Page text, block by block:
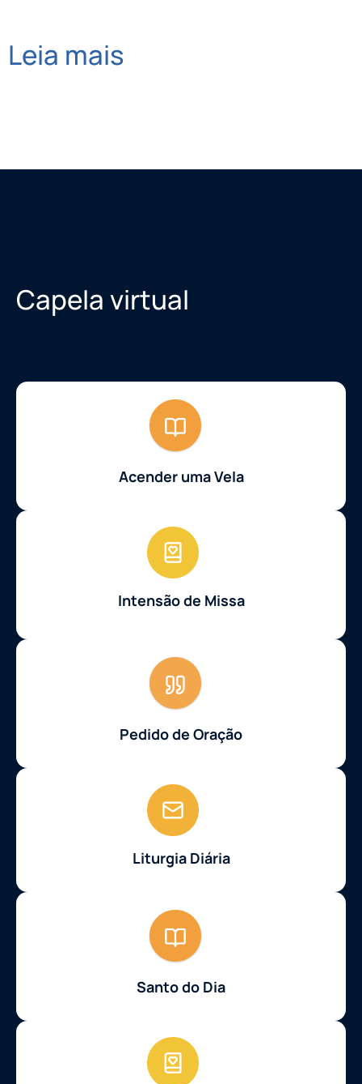
Leia mais
Capela virtual
Acender uma Vela
Intensão de Missa
Pedido de Oração
Liturgia Diária
Santo do Dia